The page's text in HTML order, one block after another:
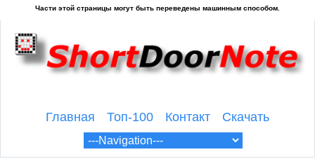
Главная Топ-100 Контакт Скачать